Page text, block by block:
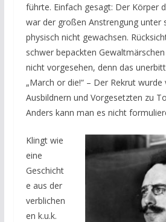
führte. Einfach gesagt: Der Körper
war der großen Anstrengung unter
physisch nicht gewachsen.
schwer bepackten
nicht vorgesehen, denn das
„March or die!“ – Der Rekrut wurde
Ausbildnern und Vorgesetzten zu
Anders kann man es nicht
Klingt wie
eine
Geschicht
e aus der
verblichen
en k.u.k.